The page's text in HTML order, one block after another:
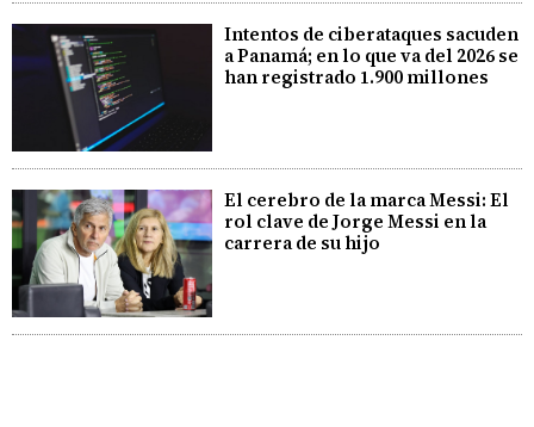
Intentos de ciberataques sacuden
a Panamá; en lo que va del 2026 se
han registrado 1.900 millones
El cerebro de la marca Messi: El
rol clave de Jorge Messi en la
carrera de su hijo